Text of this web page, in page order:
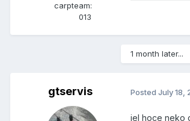
carpteam:
013
1 month later...
gtservis Posted July 18,
jel hoce neko